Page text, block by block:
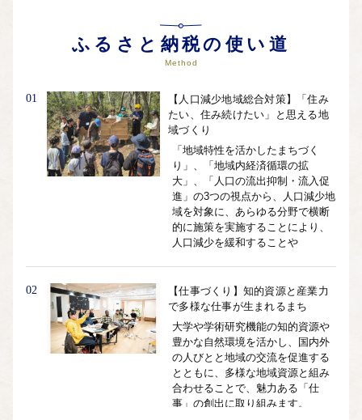
ふるさと納税の使い道
Method
01
【人口減少地域総合対策】「住み
たい、住み続けたい」と思える地
域づくり
「地域特性を活かしたまちづく
り」、「地域内経済循環の拡
大」、「人口の流出抑制・流入促
進」の3つの視点から、人口減少地
域を対象に、あらゆる分野で横断
的に施策を実施することにより、
人口減少を緩和することや
02
【仕事づくり】知的資源と産業力
で多様な仕事が生まれるまち
大学や学術研究機能の知的資源や
豊かな自然環境を活かし、国内外
の人びとと地域の交流を促進する
とともに、多様な地域資源と組み
合わせることで、魅力ある「仕
事」の創出に取り組みます。